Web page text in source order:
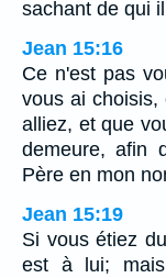
sachant de qui
Jean 15:16
Ce n'est pas
vous ai
alliez, et que
demeure, afin
Père en mon
Jean 15:19
Si vous étiez
est à lui;